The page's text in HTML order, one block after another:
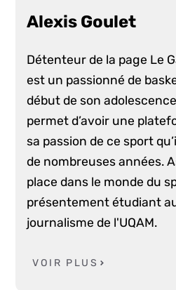
Alexis Goulet
Détenteur de la page Le
est un passionné de
début de son
permet d’avoir une
sa passion de ce sport
de nombreuses années.
place dans le monde du
présentement étudiant
journalisme de l'UQAM.
VOIR PLUS